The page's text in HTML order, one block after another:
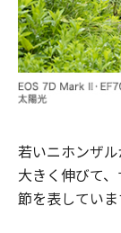
若いニホンザ
大きく伸びて
節を表していま